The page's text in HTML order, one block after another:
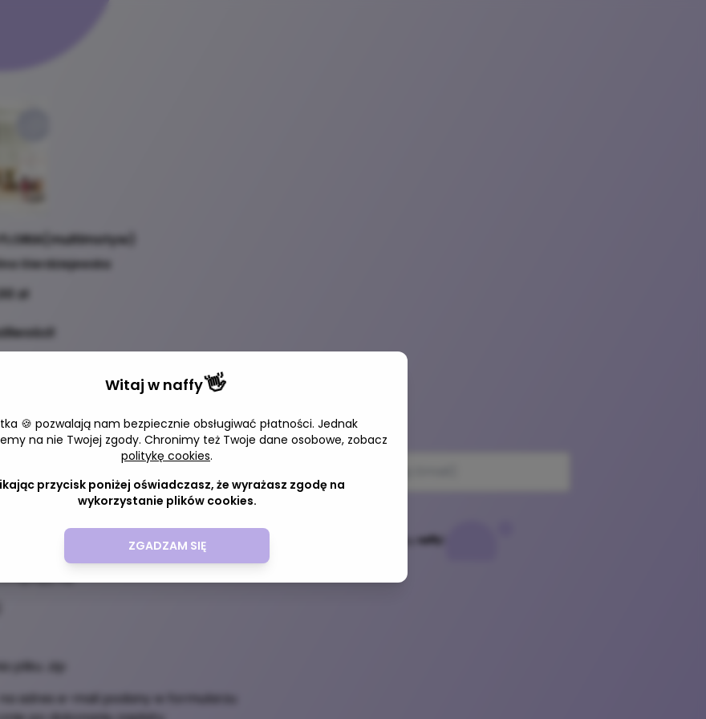
Gierdziejewska
zł
2025/06/motyw-na-blogger-
się:
pliku .zip
adres e-mail podany w formularzu
Adres e-mail
Witaj w naffy 👋
🍪 pozwalają nam bezpiecznie obsługiwać płatności. Jednak
na nie Twojej zgody. Chronimy też Twoje dane osobowe, zobacz
politykę cookies.
przycisk poniżej oświadczasz, że wyrażasz zgodę na
wykorzystanie plików cookies.
ZGADZAM SIĘ